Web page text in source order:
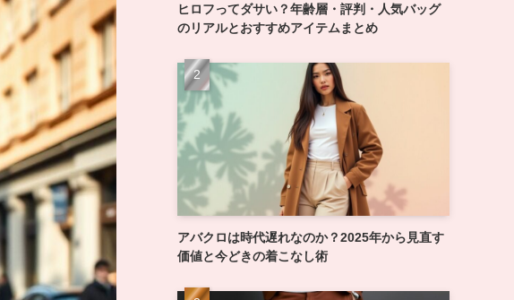
ヒロフってダサい？年齢層・評判・人気バッグ
のリアルとおすすめアイテムまとめ
アバクロは時代遅れなのか？2025年から見直す
価値と今どきの着こなし術